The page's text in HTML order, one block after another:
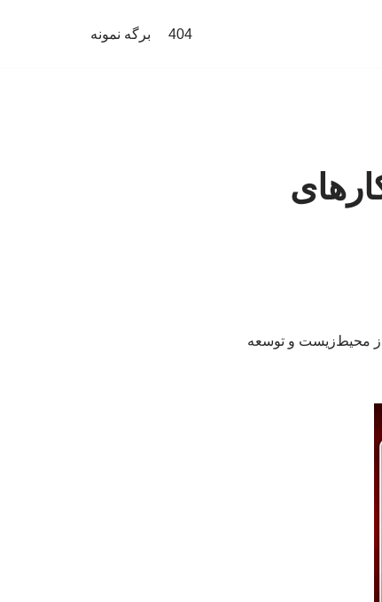
404 برگه نمونه
محیط‌زیست و توسعه